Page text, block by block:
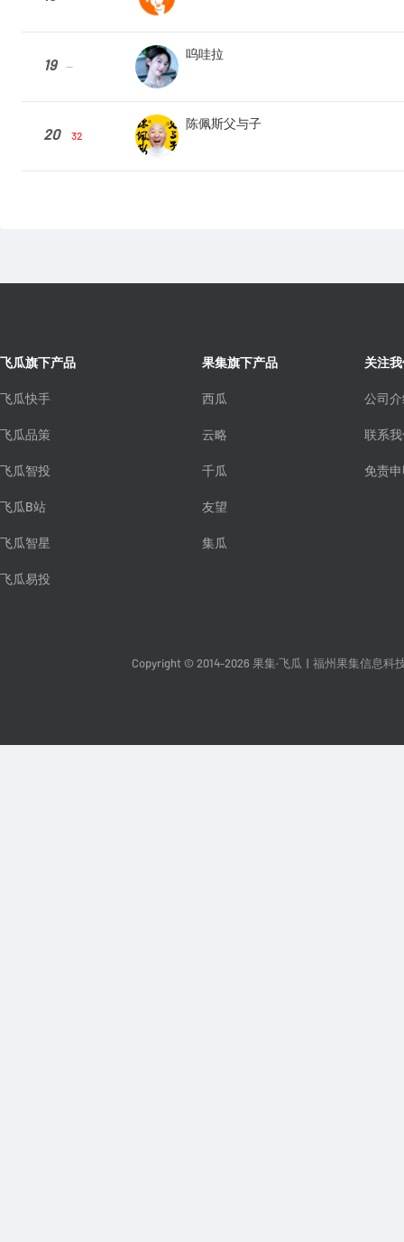
19 --
呜哇拉
20 32
陈佩斯父与子
飞瓜旗下产品
飞瓜快手
飞瓜品策
飞瓜智投
飞瓜B站
飞瓜智星
飞瓜易投
果集旗下产品
西瓜
云略
千瓜
友望
集瓜
关注
公司
联系
免责
Copyright © 2014-2026 果集·飞瓜 福州果集信息科